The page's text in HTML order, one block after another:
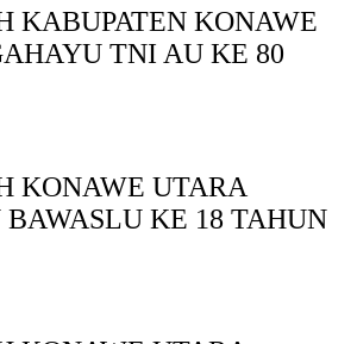
KABUPATEN KONAWE
TNI AU KE 80
KONAWE UTARA
KE 18 TAHUN